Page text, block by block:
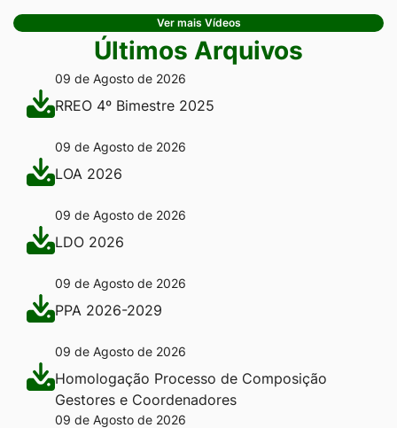
Ver mais Vídeos
Últimos Arquivos
09 de Agosto de 2026
RREO 4º Bimestre 2025
09 de Agosto de 2026
LOA 2026
09 de Agosto de 2026
LDO 2026
09 de Agosto de 2026
PPA 2026-2029
09 de Agosto de 2026
Homologação Processo de Composição
Gestores e Coordenadores
09 de Agosto de 2026